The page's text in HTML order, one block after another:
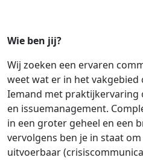
Wie ben jij?
Wij zoeken een ervaren
weet wat er in het
Iemand met praktijkervaring
en issuemanagement.
in een groter geheel en een
vervolgens ben je in staat
uitvoerbaar